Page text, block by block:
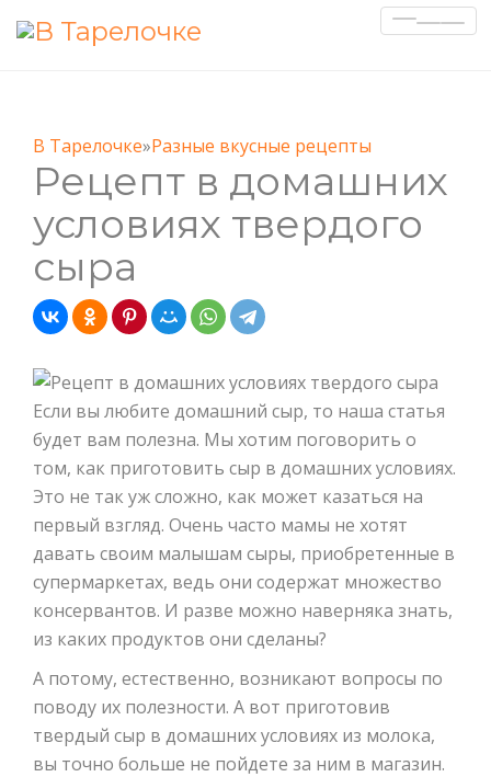
В Тарелочке»Разные вкусные рецепты
Рецепт в домашних
условиях твердого
сыра
Если вы любите домашний сыр, то наша статья
будет вам полезна. Мы хотим поговорить о
том, как приготовить сыр в домашних условиях.
Это не так уж сложно, как может казаться на
первый взгляд. Очень часто мамы не хотят
давать своим малышам сыры, приобретенные в
супермаркетах, ведь они содержат множество
консервантов. И разве можно наверняка знать,
из каких продуктов они сделаны?
А потому, естественно, возникают вопросы по
поводу их полезности. А вот приготовив
твердый сыр в домашних условиях из молока,
вы точно больше не пойдете за ним в магазин.